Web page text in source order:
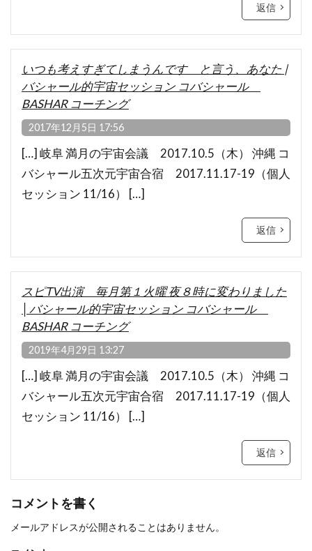
返信
いつも考えすぎてしまうんです と言う、あなた |
バシャール的宇宙セッション コバシャール
BASHAR コーチング
2017年12月5日 17:56
[…] 岐阜 満月の宇宙会議 2017.10.5（木） 沖縄 コ
バシャール五次元宇宙合宿 2017.11.17-19（個人
セッション 11/16） […]
返信
スピTV出演 毎月第１火曜 夜８時に変わりました
│バシャール的宇宙セッション コバシャール
BASHAR コーチング
2019年4月29日 13:27
[…] 岐阜 満月の宇宙会議 2017.10.5（木） 沖縄 コ
バシャール五次元宇宙合宿 2017.11.17-19（個人
セッション 11/16） […]
返信
コメントを書く
メールアドレスが公開されることはありません。